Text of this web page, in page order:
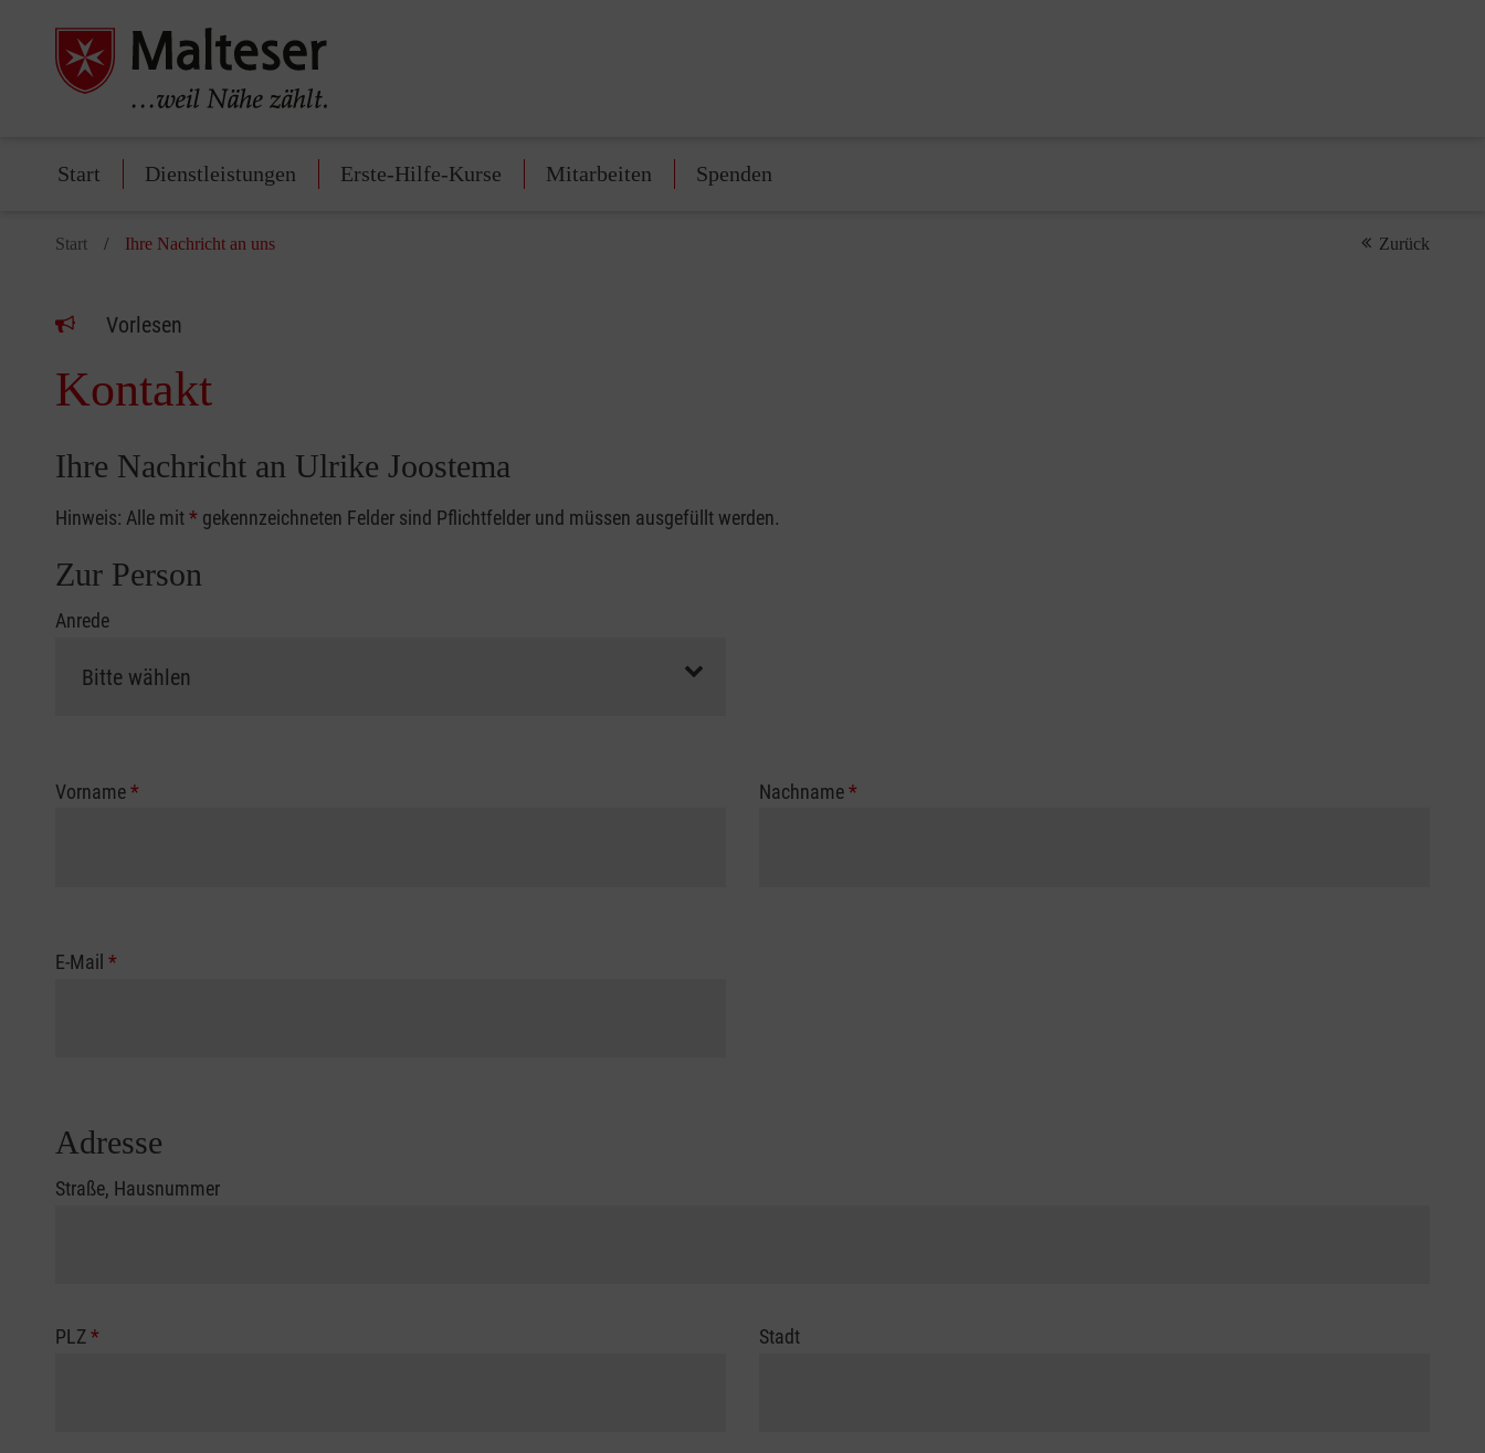
Start Dienstleistungen Erste-Hilfe-Kurse Mitarbeiten Spenden
Start Ihre Nachricht an uns Zurück
Vorlesen
Kontakt
Ihre Nachricht an Ulrike Joostema
Hinweis: Alle mit* gekennzeichneten Felder sind Pflichtfelder und müssen ausgefüllt werden.
Zur Person
Anrede
Vorname* Nachname*
E-Mail *
Adresse
Straße, Hausnummer
PLZ* Stadt